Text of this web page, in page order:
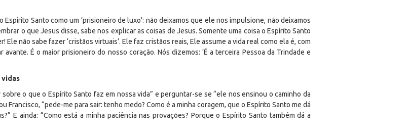
Santo como um ‘prisioneiro de luxo’: não deixamos que ele nos impulsione, não deixamos
o que Jesus disse, sabe nos explicar as coisas de Jesus. Somente uma coisa o Espírito Santo
Ele não sabe fazer ‘cristãos virtuais’. Ele faz cristãos reais, Ele assume a vida real como ela é, com
É o maior prisioneiro do nosso coração. Nós dizemos: ‘É a terceira Pessoa da Trindade e
vidas
o que o Espírito Santo faz em nossa vida” e perguntar-se se “ele nos ensinou o caminho da
Francisco, “pede-me para sair: tenho medo? Como é a minha coragem, que o Espírito Santo me dá
E ainda: “Como está a minha paciência nas provações? Porque o Espírito Santo também dá a